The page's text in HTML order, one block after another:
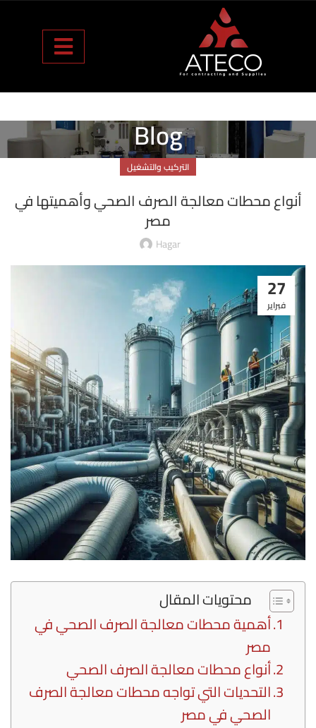
Blog
التركيب والتشغيل
أنواع محطات معالجة الصرف الصحي وأهميتها في
مصر
Hagar
27
فبراير
محتويات المقال
أهمية محطات معالجة الصرف الصحي في
مصر
أنواع محطات معالجة الصرف الصحي
التحديات التي تواجه محطات معالجة الصرف
الصحي في مصر